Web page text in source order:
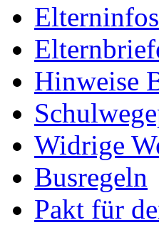
Elterninfos
Hinweise
Widrige
Busregeln
Pakt für